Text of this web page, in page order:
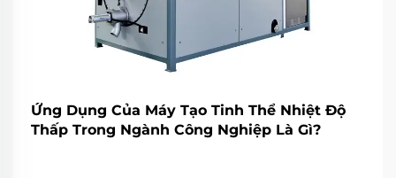
Ứng Dụng Của Máy Tạo Tinh Thể Nhiệt Độ
Thấp Trong Ngành Công Nghiệp Là Gì?